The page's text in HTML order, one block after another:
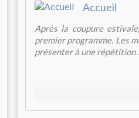
Accueil
Après la coupure
premier programme. Les
présenter à une répétition